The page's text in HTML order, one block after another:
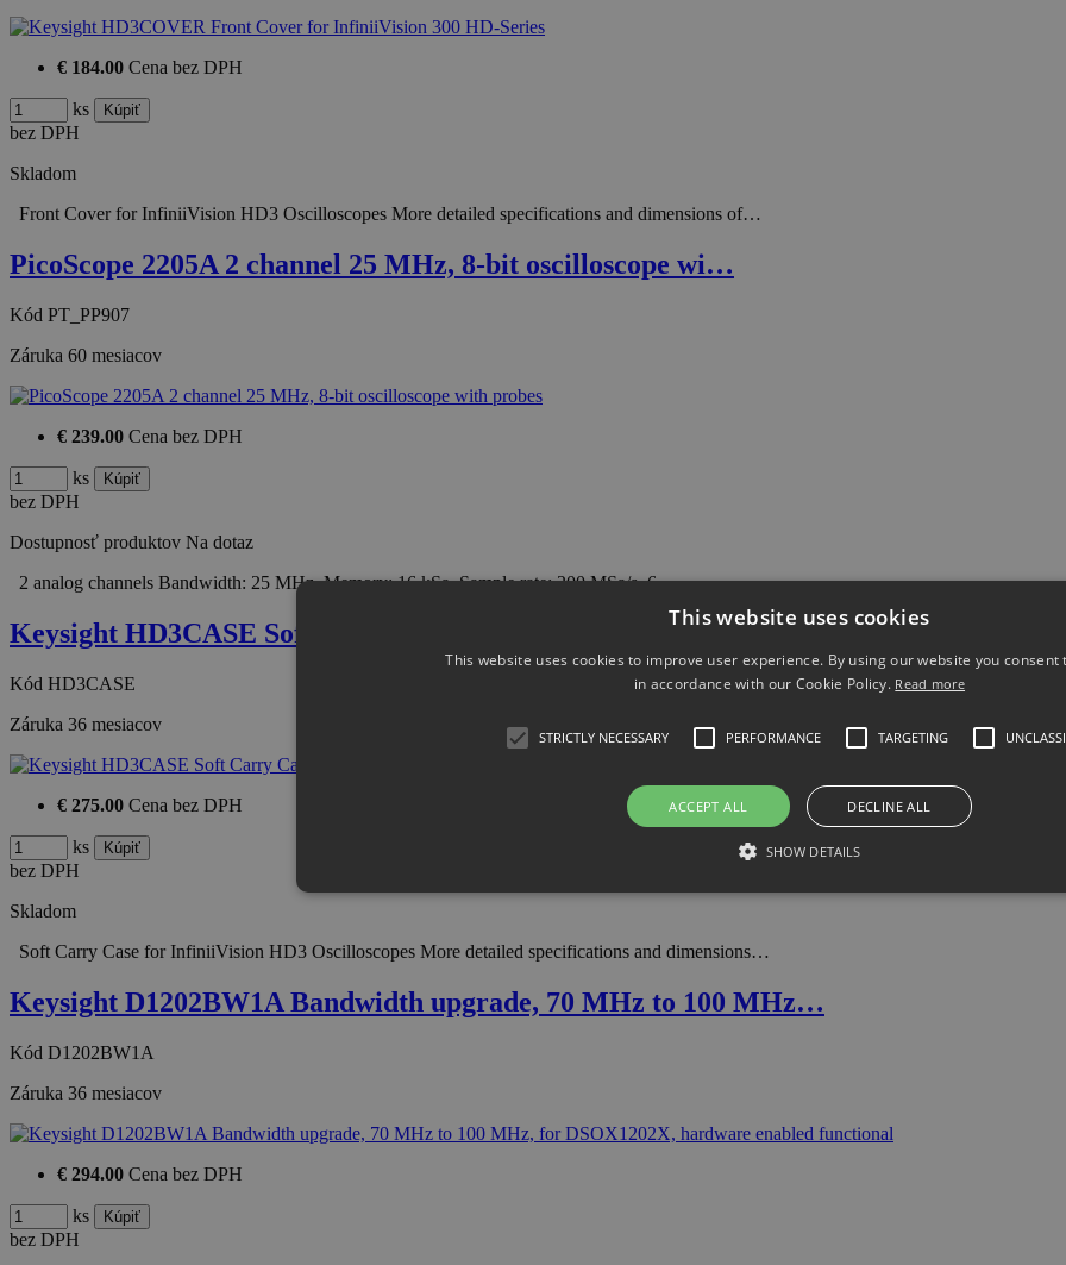
€ 184.00 Cena bez DPH
ks
bez DPH
Skladom
Front Cover for InfiniiVision HD3 Oscilloscopes More detailed specifications and dimensions of…
PicoScope 2205A 2 channel 25 MHz, 8-bit oscilloscope wi…
Kód PT_PP907
Záruka 60 mesiacov
€ 239.00 Cena bez DPH
ks
bez DPH
Dostupnosť produktov Na dotaz
2 analog channels Bandwidth: 25 MHz Memory: 16 kSa Sample rate: 200 MSa/s 6…
Keysight HD3CASE Soft Carry Case for InfiniiVision 300 …
Kód HD3CASE
Záruka 36 mesiacov
€ 275.00 Cena bez DPH
ks
bez DPH
Skladom
Soft Carry Case for InfiniiVision HD3 Oscilloscopes More detailed specifications and dimensions…
Keysight D1202BW1A Bandwidth upgrade, 70 MHz to 100 MHz…
Kód D1202BW1A
Záruka 36 mesiacov
€ 294.00 Cena bez DPH
ks
bez DPH
This website uses cookies
This website uses cookies to improve user experience. By using our website you consent
in accordance with our Cookie Policy. Read more
STRICTLY NECESSARY PERFORMANCE TARGETING
ACCEPT ALL DECLINE ALL
SHOW DETAILS